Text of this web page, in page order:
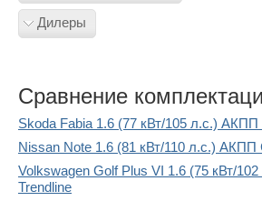
Дилеры
Сравнение
Skoda Fabia 1.6 (77 кВт/105 л.с.) АКПП
Nissan Note 1.6 (81 кВт/110 л.с.) АКПП
Volkswagen Golf Plus VI 1.6 (75 кВт/
Trendline